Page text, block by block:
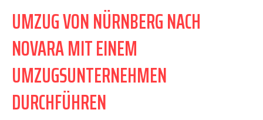
UMZUG VON NÜRNBERG NACH
NOVARA MIT EINEM
UMZUGSUNTERNEHMEN
DURCHFÜHREN